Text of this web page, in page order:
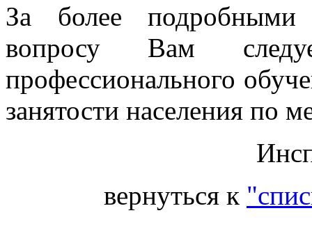
За более подробными
вопросу Вам
профессионального
занятости населения по
вернуться к